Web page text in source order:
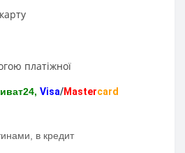
платіжної
Visa/Mastercard
в кредит